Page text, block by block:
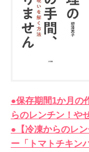
●保存期間1か月の
らのレンチン！や
●【冷凍からのレ
ー「トマトチキン